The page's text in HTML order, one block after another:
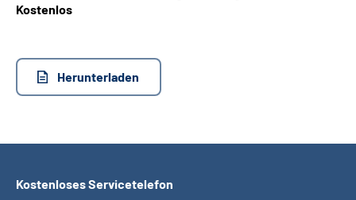
Kostenlos
Herunterladen
Kostenloses Servicetelefon